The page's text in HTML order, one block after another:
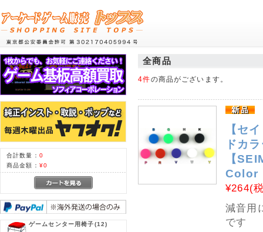
合計数量： 0
商品金額： ¥0
ゲームセンター用椅子(12)
全商品
4件の商品がございます。
【セ
ドカ
【
Color
¥264(
減音用
です